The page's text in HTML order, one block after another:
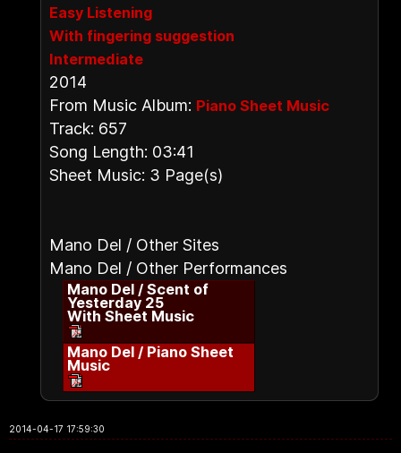
Easy Listening
With fingering suggestion
Intermediate
2014
From Music Album: Piano Sheet Music
Track: 657
Song Length: 03:41
Sheet Music: 3 Page(s)
Mano Del / Other Sites
Mano Del / Other Performances
Mano Del / Scent of
Yesterday 25
With Sheet Music
Mano Del / Piano Sheet
Music
2014-04-17 17:59:30